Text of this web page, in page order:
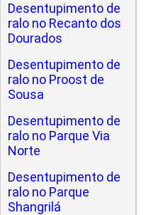
Desentupimento de
ralo no Recanto dos
Dourados
Desentupimento de
ralo no Proost de
Sousa
Desentupimento de
ralo no Parque Via
Norte
Desentupimento de
ralo no Parque
Shangrilá